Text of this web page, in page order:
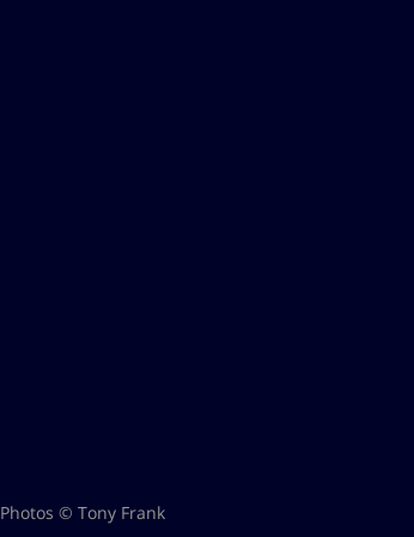
Photos © Tony Frank